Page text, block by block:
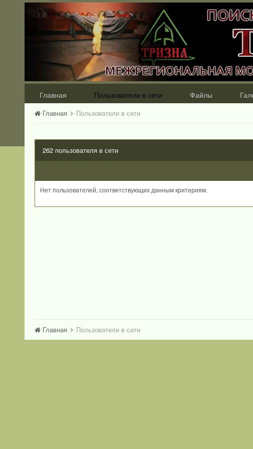
Главная Пользователи в сети Файлы
Главная Пользователи в сети
262 пользователя в сети
Нет пользователей, соответствующих данным критериям.
Главная Пользователи в сети